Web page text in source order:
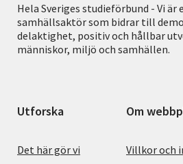
Hela Sveriges studieförbund - Vi är
samhällsaktör som bidrar till
delaktighet, positiv och hållbar
människor, miljö och samhällen.
Utforska
Det här gör vi
Om
Villkor och